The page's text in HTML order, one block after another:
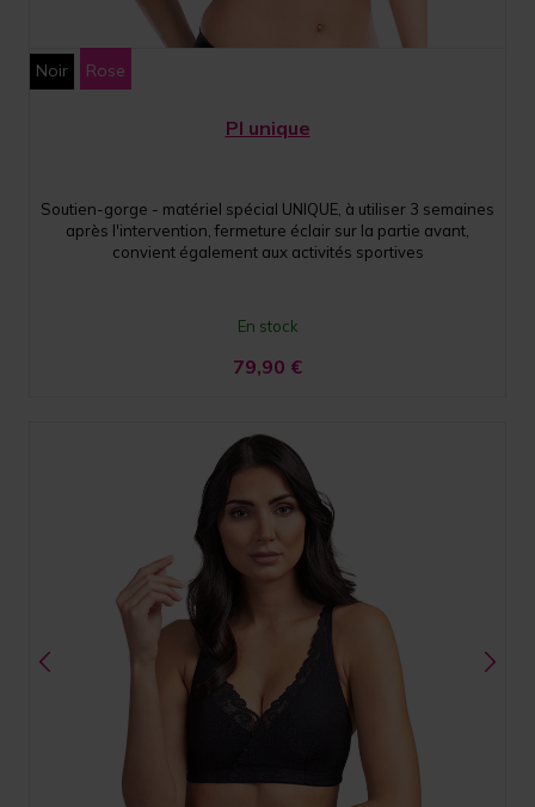
Noir Rose
PI unique
Soutien-gorge - matériel spécial UNIQUE, à utiliser 3 semaines
après l'intervention, fermeture éclair sur la partie avant,
convient également aux activités sportives
En stock
79,90 €